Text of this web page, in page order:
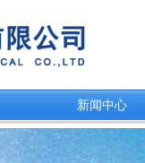
新闻中心